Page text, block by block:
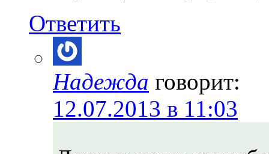
Ответить
Надежда говорит:
12.07.2013 в 11:03